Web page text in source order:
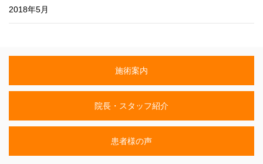
2018年5月
施術案内
院長・スタッフ紹介
患者様の声